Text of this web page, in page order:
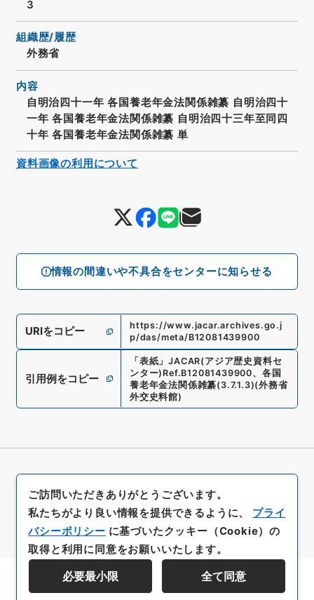
情報の間違いや不具合をセンターに知らせる
3
組織歴/履歴
外務省
内容
自明治四十一年 各国養老年金法関係雑纂 自明治四十
一年 各国養老年金法関係雑纂 自明治四十三年至同四
十年 各国養老年金法関係雑纂 単
URIをコピー
https://www.jacar.archives.go.j
p/das/meta/B12081439900
引用例をコピー
「表紙 」JACAR(アジア歴史資料セ
ンター) Ref.B12081439900、 各国
養老年金法関係雑纂(3.7.1.3)(外務省
外交史料館)
資料画像の利用について
資料群階層を表示する
ご訪問いただきありがとうございます。
私たちがより良い情報を提供できるように、 プライ
バシーポリシー に基づいたクッキー（Cookie）の
取得と利用に同意をお願いいたします。
必要最小限 全て同意